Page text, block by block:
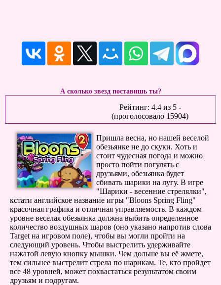
А сколько звезд поставишь ты?
Рейтинг: 4.4из 5-
(проголосовало 15904)
Пришла весна, но нашей веселой
обезьянке не до скуки. Хоть и
стоит чудесная погода и можно
просто пойти погулять с
друзьями, обезьянка будет
сбивать шарики на лугу. В игре
"Шарики - весенние стрелялки",
кстати английское название игры "Bloons Spring Fling"
красочная графика и отличная управляемость. В каждом
уровне веселая обезьянка должна выбить определенное
количество воздушных шаров (оно указано напротив слова
Target на игровом поле), чтобы вы могли пройти на
следующий уровень. Чтобы выстрелить удерживайте
нажатой левую кнопку мышки. Чем дольше вы её жмете,
тем сильнее выстрелит стрела по шарикам. Те, кто пройдет
все 48 уровней, может похвастаться результатом своим
друзьям и подругам.